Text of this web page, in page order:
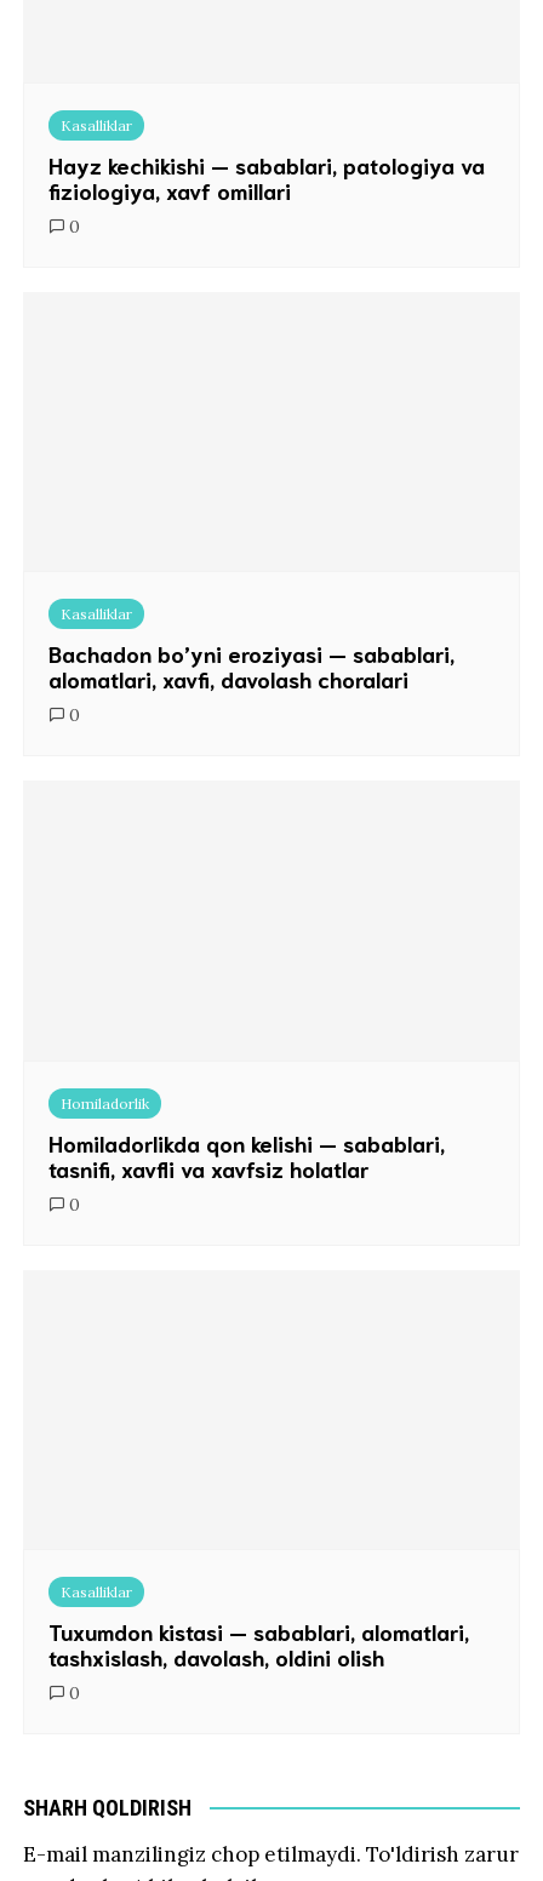
Kasalliklar
Hayz kechikishi — sabablari, patologiya va
fiziologiya, xavf omillari
0
Kasalliklar
Bachadon bo’yni eroziyasi — sabablari,
alomatlari, xavfi, davolash choralari
0
Homiladorlik
Homiladorlikda qon kelishi — sabablari,
tasnifi, xavfli va xavfsiz holatlar
0
Kasalliklar
Tuxumdon kistasi — sabablari, alomatlari,
tashxislash, davolash, oldini olish
0
SHARH QOLDIRISH
E-mail manzilingiz chop etilmaydi. To'ldirish zarur